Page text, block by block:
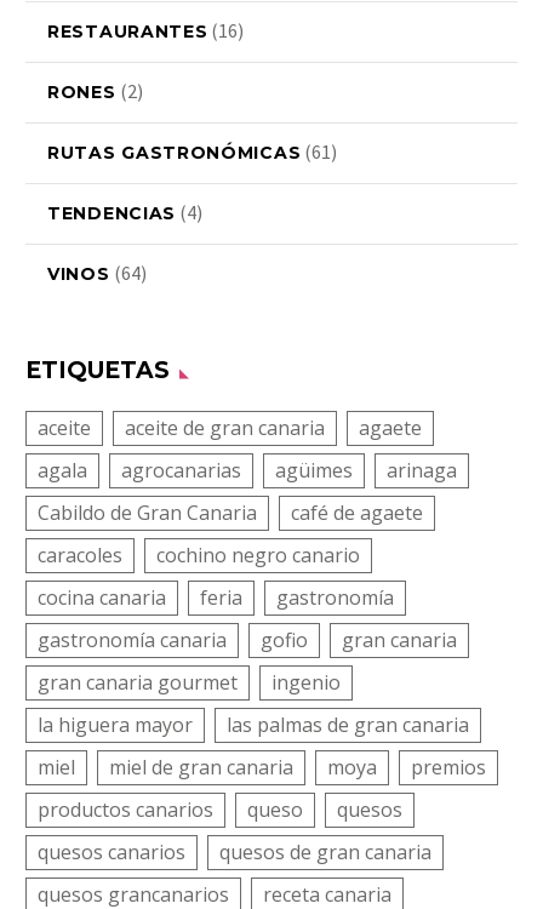
RESTAURANTES (16)
RONES (2)
RUTAS GASTRONÓMICAS (61)
TENDENCIAS (4)
VINOS (64)
ETIQUETAS
aceite aceite de gran canaria
agaete
agala
agrocanarias agüimes
arinaga
Cabildo de Gran Canaria
café de agaete
caracoles
cochino negro canario
cocina canaria
feria
gastronomía
gastronomía canaria
gofio
gran canaria
gran canaria gourmet
ingenio
la higuera mayor
las palmas de gran canaria
miel
miel de gran canaria moya
premios
productos canarios
queso
quesos
quesos canarios
quesos de gran canaria
quesos grancanarios
receta canaria